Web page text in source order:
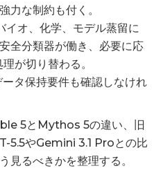
力な制約も付く。
イオ、化学、モデル蒸留に
全分類器が働き、必要に応
が切り替わる。
タ保持要件も確認しなけれ
5とMythos 5の違い、旧
5.5やGemini 3.1 Proとの比
見るべきかを整理する。